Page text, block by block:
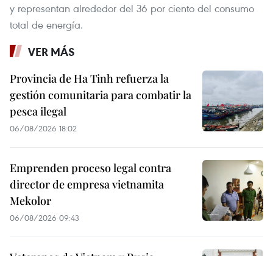
y representan alrededor del 36 por ciento del consumo
total de energía.
VER MÁS
Provincia de Ha Tinh refuerza la
gestión comunitaria para combatir la
pesca ilegal
06/08/2026 18:02
Emprenden proceso legal contra
director de empresa vietnamita
Mekolor
06/08/2026 09:43